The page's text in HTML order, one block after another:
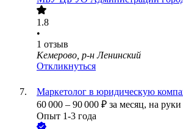
1.8
•
1 отзыв
Кемерово, р-н Ленинский
Откликнуться
Маркетолог в юридическую
60 000 – 90 000 ₽ за месяц, на руки
Опыт 1-3 года